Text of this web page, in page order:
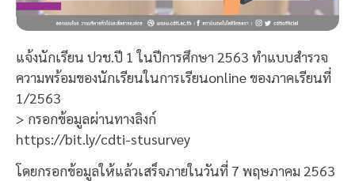
แจ้งนักเรียน ปวช.ปี 1 ในปีการศึกษา 2563 ทำแบบสำรวจ
ความพร้อมของนักเรียนในการเรียนonline ของภาคเรียนที่
1/2563
> กรอกข้อมูลผ่านทางลิงก์
https://bit.ly/cdti-stusurvey
โดยกรอกข้อมูลให้แล้วเสร็จภายในวันที่ 7 พฤษภาคม 2563